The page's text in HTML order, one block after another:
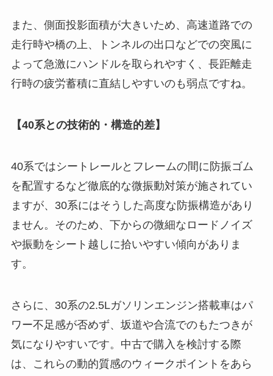
また、側面投影面積が大きいため、高速道路での
走行時や橋の上、トンネルの出口などでの突風に
よって急激にハンドルを取られやすく、長距離走
行時の疲労蓄積に直結しやすいのも弱点ですね。
【40系との技術的・構造的差】
40系ではシートレールとフレームの間に防振ゴム
を配置するなど徹底的な微振動対策が施されてい
ますが、30系にはそうした高度な防振構造があり
ません。そのため、下からの微細なロードノイズ
や振動をシート越しに拾いやすい傾向がありま
す。
さらに、30系の2.5Lガソリンエンジン搭載車はパ
ワー不足感が否めず、坂道や合流でのもたつきが
気になりやすいです。中古で購入を検討する際
は、これらの動的質感のウィークポイントをあら